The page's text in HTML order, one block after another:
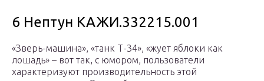
6 Нептун КАЖИ.332215.001
«Зверь-машина», «танк Т-34», «жует яблоки как
лошадь» – вот так, с юмором, пользователи
характеризуют производительность этой